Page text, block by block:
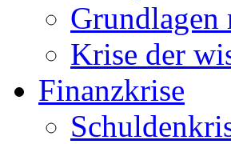
Grundlagen
Krise der
Finanzkrise